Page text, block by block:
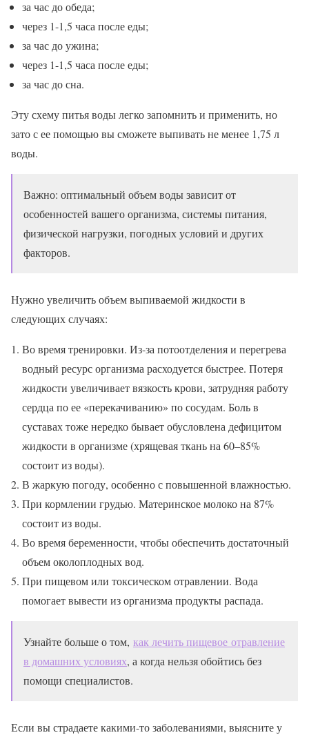
за час до обеда;
через 1-1,5 часа после еды;
за час до ужина;
через 1-1,5 часа после еды;
за час до сна.
Эту схему питья воды легко запомнить и применить, но
зато с ее помощью вы сможете выпивать не менее 1,75 л
воды.
Важно: оптимальный объем воды зависит от
особенностей вашего организма, системы питания,
физической нагрузки, погодных условий и других
факторов.
Нужно увеличить объем выпиваемой жидкости в
следующих случаях:
Во время тренировки. Из-за потоотделения и перегрева
водный ресурс организма расходуется быстрее. Потеря
жидкости увеличивает вязкость крови, затрудняя работу
сердца по ее «перекачиванию» по сосудам. Боль в
суставах тоже нередко бывает обусловлена дефицитом
жидкости в организме (хрящевая ткань на 60–85%
состоит из воды).
В жаркую погоду, особенно с повышенной влажностью.
При кормлении грудью. Материнское молоко на 87%
состоит из воды.
Во время беременности, чтобы обеспечить достаточный
объем околоплодных вод.
При пищевом или токсическом отравлении. Вода
помогает вывести из организма продукты распада.
Узнайте больше о том, как лечить пищевое отравление
в домашних условиях, а когда нельзя обойтись без
помощи специалистов.
Если вы страдаете какими-то заболеваниями, выясните у